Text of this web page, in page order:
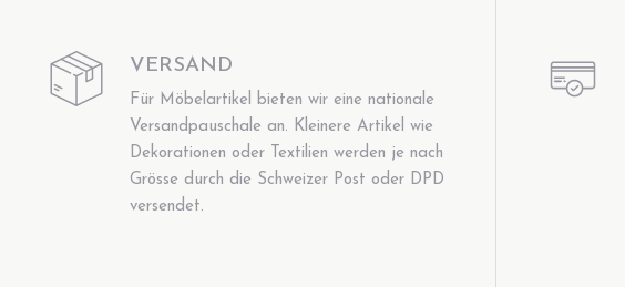
VERSAND
Für Möbelartikel bieten wir eine nationale
Versandpauschale an. Kleinere Artikel wie
Dekorationen oder Textilien werden je nach
Grösse durch die Schweizer Post oder DPD
versendet.